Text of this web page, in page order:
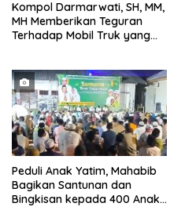
Kompol Darmarwati, SH, MM,
MH Memberikan Teguran
Terhadap Mobil Truk yang
Peduli Anak Yatim, Mahabib
Bagikan Santunan dan
Bingkisan kepada 400 Anak